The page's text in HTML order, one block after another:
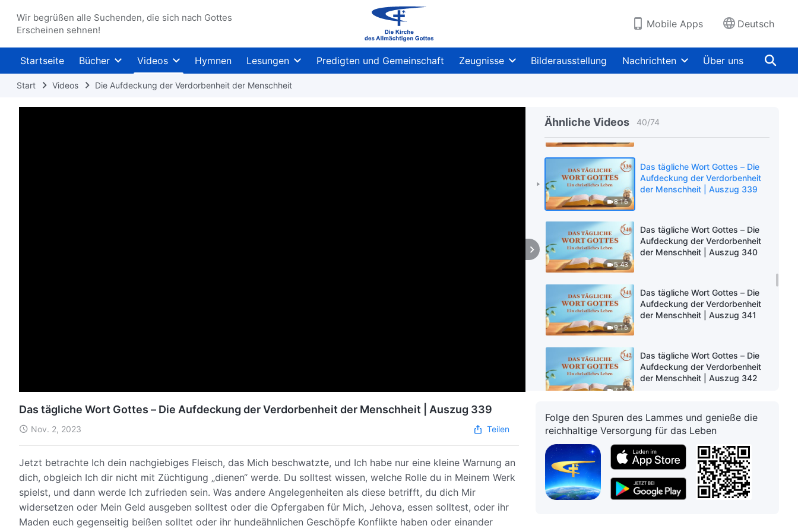
Wir begrüßen alle Suchenden, die sich nach Gottes
Erscheinen sehnen!
Mobile Apps Deutsch
Startseite Bücher Videos Hymnen Lesungen Predigten und Gemeinschaft Zeugnisse Bilderausstellung Nachrichten Über uns
Start Videos Die Aufdeckung der Verdorbenheit der Menschheit
Ähnliche Videos 40/74
8:47
der Menschheit | Auszug 337
6:13
der Menschheit | Auszug 338
8:16
Das tägliche Wort Gottes – Die
Aufdeckung der Verdorbenheit
der Menschheit | Auszug 339
5:43
Das tägliche Wort Gottes – Die
Aufdeckung der Verdorbenheit
der Menschheit | Auszug 340
9:16
Das tägliche Wort Gottes – Die
Aufdeckung der Verdorbenheit
der Menschheit | Auszug 341
7:16
Das tägliche Wort Gottes – Die
Aufdeckung der Verdorbenheit
der Menschheit | Auszug 342
9:10
Das tägliche Wort Gottes – Die
Aufdeckung der Verdorbenheit
Das tägliche Wort Gottes – Die
Aufdeckung der Verdorbenheit
Das tägliche Wort Gottes – Die Aufdeckung der Verdorbenheit der Menschheit | Auszug 339
Nov. 2, 2023 Teilen
Jetzt betrachte Ich dein nachgiebiges Fleisch, das Mich beschwatzte, und Ich habe nur eine kleine Warnung an
dich, obgleich Ich dir nicht mit Züchtigung „dienen“ werde. Du solltest wissen, welche Rolle du in Meinem Werk
spielst, und dann werde Ich zufrieden sein. Was andere Angelegenheiten als diese betrifft, du dich Mir
widersetzen oder Mein Geld ausgeben solltest oder die Opfergaben für Mich, Jehova, essen solltest, oder ihr
Maden euch gegenseitig beißen solltet oder ihr hundeähnlichen Geschöpfe Konflikte haben oder einander
Folge den Spuren des Lammes und genieße die
reichhaltige Versorgung für das Leben